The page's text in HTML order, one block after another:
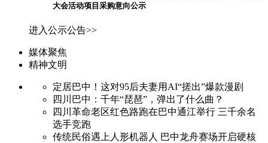
大会活动项目采购意向公示
进入公示公告>>
媒体聚焦
精神文明
定居巴中！这对95后夫妻用AI“搓出”爆款漫剧
四川巴中：千年“琵琶”，弹出了什么曲？
四川革命老区红色路跑在巴中通江举行 三千余名
选手竞跑
传统民俗遇上人形机器人 巴中龙舟赛场开启硬核